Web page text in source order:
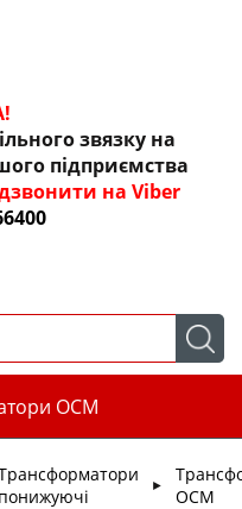
звязку на
підприємства
на Viber
ОСМ
понижуючі
►
ОСМ